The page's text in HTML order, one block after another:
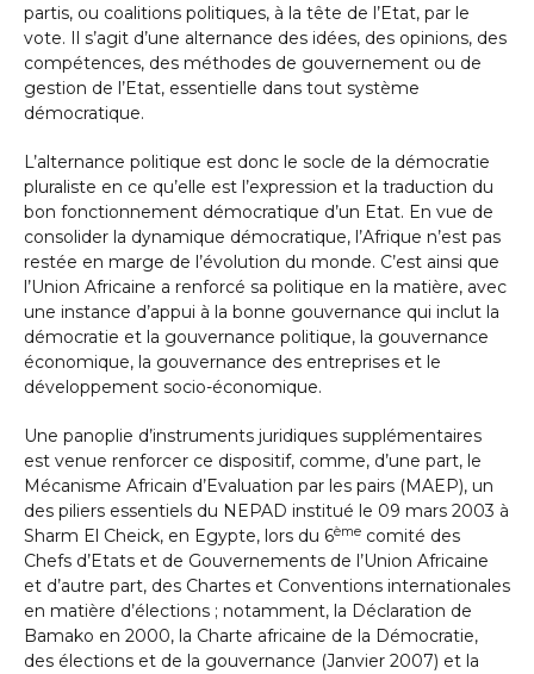
partis, ou coalitions politiques, à la tête de l’Etat, par le
vote. Il s’agit d’une alternance des idées, des opinions, des
compétences, des méthodes de gouvernement ou de
gestion de l’Etat, essentielle dans tout système
démocratique.
L’alternance politique est donc le socle de la démocratie
pluraliste en ce qu’elle est l’expression et la traduction du
bon fonctionnement démocratique d’un Etat. En vue de
consolider la dynamique démocratique, l’Afrique n’est pas
restée en marge de l’évolution du monde. C’est ainsi que
l’Union Africaine a renforcé sa politique en la matière, avec
une instance d’appui à la bonne gouvernance qui inclut la
démocratie et la gouvernance politique, la gouvernance
économique, la gouvernance des entreprises et le
développement socio-économique.
Une panoplie d’instruments juridiques supplémentaires
est venue renforcer ce dispositif, comme, d’une part, le
Mécanisme Africain d’Evaluation par les pairs (MAEP), un
des piliers essentiels du NEPAD institué le 09 mars 2003 à
Sharm El Cheick, en Egypte, lors du 6ème comité des
Chefs d’Etats et de Gouvernements de l’Union Africaine
et d’autre part, des Chartes et Conventions internationales
en matière d’élections ; notamment, la Déclaration de
Bamako en 2000, la Charte africaine de la Démocratie,
des élections et de la gouvernance (Janvier 2007) et la